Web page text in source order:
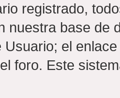
registrado,
nuestra base de
Usuario; el
foro. Este